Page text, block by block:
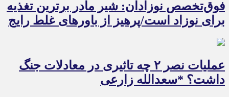
فوق‌تخصص نوزادان: شیر مادر برترین تغذیه
برای نوزاد است/پرهیز از باورهای غلط رایج
عملیات نصر ۲ چه تاثیری در معادلات جنگ
داشت؟ *سعدالله زارعی